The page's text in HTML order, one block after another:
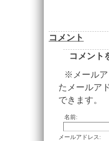
コメント
コメント
※メールア
たメールア
できます。
名前:
メールアドレス: